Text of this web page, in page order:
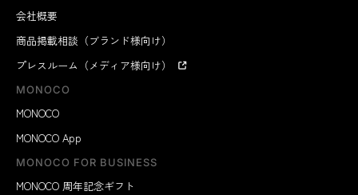
会社概要
商品掲載相談（ブランド様向け）
プレスルーム（メディア様向け）
MONOCO
MONOCO
MONOCO App
MONOCO FOR BUSINESS
MONOCO 周年記念ギフト